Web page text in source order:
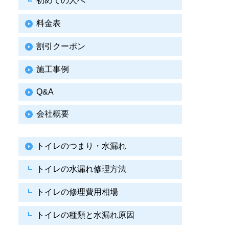
料金表
割引クーポン
施工事例
Q&A
会社概要
トイレのつまり・水漏れ
トイレの水漏れ修理方法
トイレの修理費用相場
トイレの種類と水漏れ原因